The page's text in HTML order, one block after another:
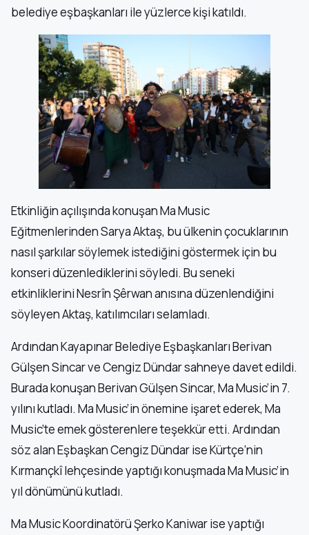
belediye eşbaşkanları ile yüzlerce kişi katıldı.
Etkinliğin açılışında konuşan Ma Music
Eğitmenlerinden Sarya Aktaş, bu ülkenin çocuklarının
nasıl şarkılar söylemek istediğini göstermek için bu
konseri düzenlediklerini söyledi. Bu seneki
etkinliklerini Nesrîn Şêrwan anısına düzenlendiğini
söyleyen Aktaş, katılımcıları selamladı.
Ardından Kayapınar Belediye Eşbaşkanları Berivan
Gülşen Sincar ve Cengiz Dündar sahneye davet edildi.
Burada konuşan Berivan Gülşen Sincar, Ma Music’in 7.
yılını kutladı. Ma Music’in önemine işaret ederek, Ma
Music’te emek gösterenlere teşekkür etti. Ardından
söz alan Eşbaşkan Cengiz Dündar ise Kürtçe’nin
Kırmançkî lehçesinde yaptığı konuşmada Ma Music’in
yıl dönümünü kutladı.
Ma Music Koordinatörü Şerko Kaniwar ise yaptığı